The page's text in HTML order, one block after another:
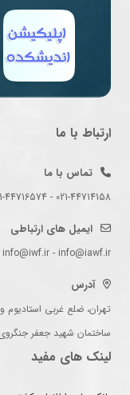
ارتباط با ما
تماس با ما
021-44714158 - 021-44716574 - 021-44714489
ایمیل های ارتباطی
info@iwf.ir - info@iawf.ir
آدرس
تهران، ضلع غربی استادیوم
ساختمان شهید جعفر
لینک های مفید